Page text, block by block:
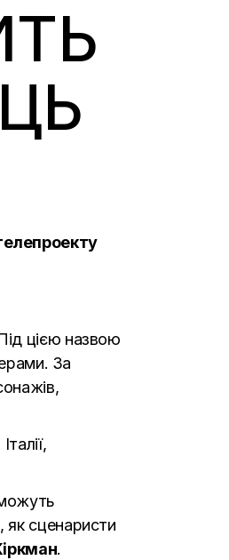
цією назвою
За
як сценаристи
.